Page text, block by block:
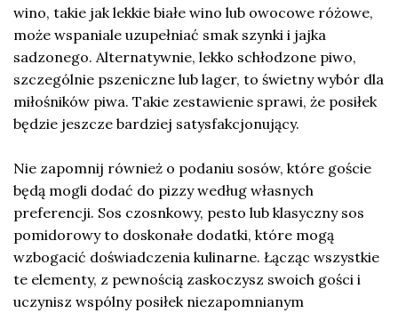
wino, takie jak lekkie białe wino lub owocowe różowe,
może wspaniale uzupełniać smak szynki i jajka
sadzonego. Alternatywnie, lekko schłodzone piwo,
szczególnie pszeniczne lub lager, to świetny wybór dla
miłośników piwa. Takie zestawienie sprawi, że posiłek
będzie jeszcze bardziej satysfakcjonujący.
Nie zapomnij również o podaniu sosów, które goście
będą mogli dodać do pizzy według własnych
preferencji. Sos czosnkowy, pesto lub klasyczny sos
pomidorowy to doskonałe dodatki, które mogą
wzbogacić doświadczenia kulinarne. Łącząc wszystkie
te elementy, z pewnością zaskoczysz swoich gości i
uczynisz wspólny posiłek niezapomnianym